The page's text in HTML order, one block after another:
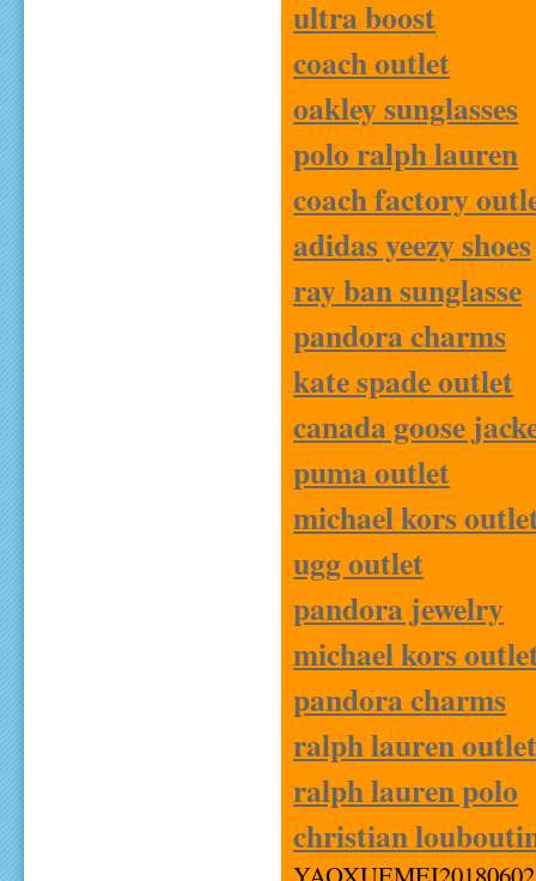
ultra boost
coach outlet
oakley sunglasses
polo ralph lauren
coach factory
adidas yeezy shoes
ray ban sunglasse
pandora charms
kate spade outlet
canada goose
puma outlet
michael kors
ugg outlet
pandora jewelry
michael kors
pandora charms
ralph lauren
ralph lauren polo
christian